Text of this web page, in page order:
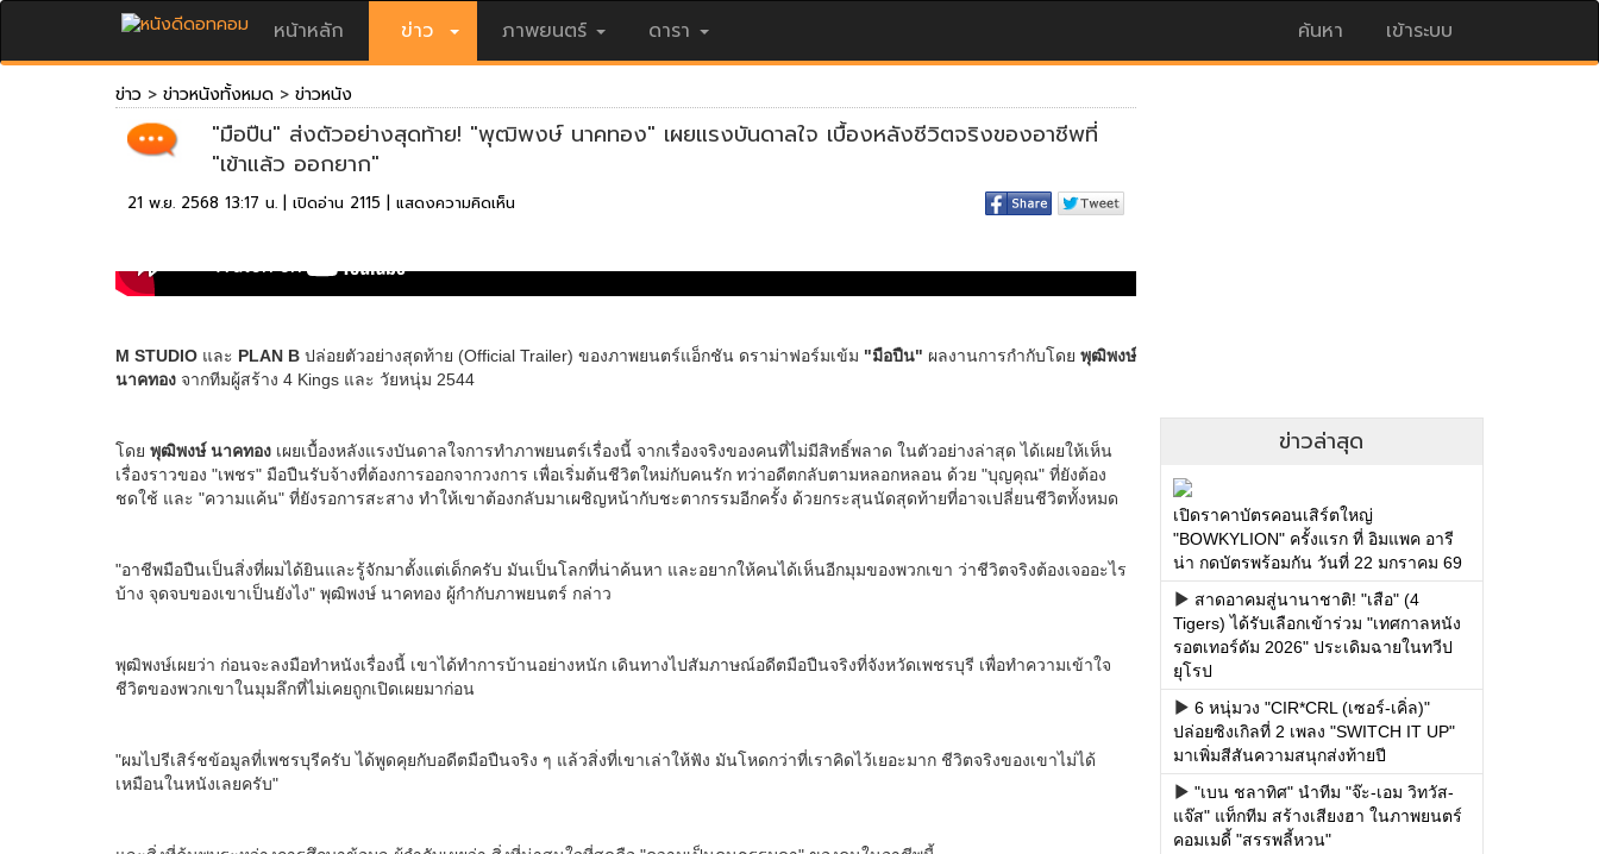
หน้าหลัก ข่าว ภาพยนตร์ ดารา ค้นหา เข้าระบบ
ข่าวล่าสุด
เปิดราคาบัตรคอนเสิร์ตใหญ่
"BOWKYLION" ครั้งแรก ที่ อิมแพค อารี
น่า กดบัตรพร้อมกัน วันที่ 22 มกราคม 69
สาดอาคมสู่นานาชาติ! "เสือ" (4
Tigers) ได้รับเลือกเข้าร่วม "เทศกาลหนัง
รอตเทอร์ดัม 2026" ประเดิมฉายในทวีป
ยุโรป
6 หนุ่มวง "CIR*CRL (เซอร์-เคิ่ล)"
ปล่อยซิงเกิลที่ 2 เพลง "SWITCH IT UP"
มาเพิ่มสีสันความสนุกส่งท้ายปี
"เบน ชลาทิศ" นำทีม "จ๊ะ-เอม วิทวัส-
แจ๊ส" แท็กทีม สร้างเสียงฮา ในภาพยนตร์
คอมเมดี้ "สรรพลี้หวน"